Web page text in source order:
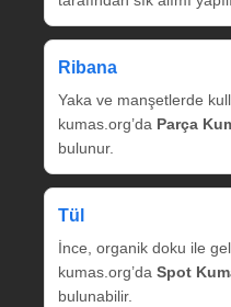
Ribana
Yaka ve manşetlerde
kumas.org’da Parça
bulunur.
Tül
İnce, organik doku ile
kumas.org’da Spot
bulunabilir.